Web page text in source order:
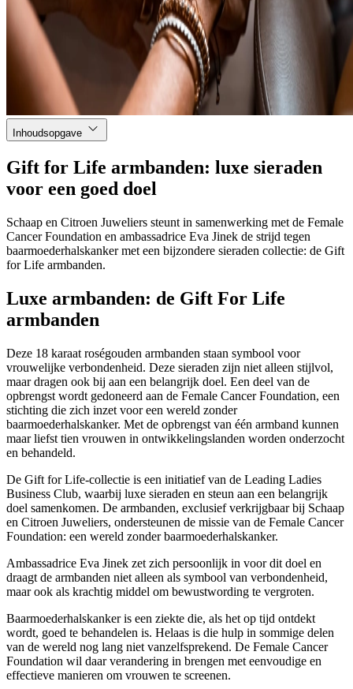
Inhoudsopgave
Gift for Life armbanden: luxe sieraden
voor een goed doel
Schaap en Citroen Juweliers steunt in samenwerking met de Female
Cancer Foundation en ambassadrice Eva Jinek de strijd tegen
baarmoederhalskanker met een bijzondere sieraden collectie: de Gift
for Life armbanden.
Luxe armbanden: de Gift For Life
armbanden
Deze 18 karaat roségouden armbanden staan symbool voor
vrouwelijke verbondenheid. Deze sieraden zijn niet alleen stijlvol,
maar dragen ook bij aan een belangrijk doel. Een deel van de
opbrengst wordt gedoneerd aan de Female Cancer Foundation, een
stichting die zich inzet voor een wereld zonder
baarmoederhalskanker. Met de opbrengst van één armband kunnen
maar liefst tien vrouwen in ontwikkelingslanden worden onderzocht
en behandeld.
De Gift for Life-collectie is een initiatief van de Leading Ladies
Business Club, waarbij luxe sieraden en steun aan een belangrijk
doel samenkomen. De armbanden, exclusief verkrijgbaar bij Schaap
en Citroen Juweliers, ondersteunen de missie van de Female Cancer
Foundation: een wereld zonder baarmoederhalskanker.
Ambassadrice Eva Jinek zet zich persoonlijk in voor dit doel en
draagt de armbanden niet alleen als symbool van verbondenheid,
maar ook als krachtig middel om bewustwording te vergroten.
Baarmoederhalskanker is een ziekte die, als het op tijd ontdekt
wordt, goed te behandelen is. Helaas is die hulp in sommige delen
van de wereld nog lang niet vanzelfsprekend. De Female Cancer
Foundation wil daar verandering in brengen met eenvoudige en
effectieve manieren om vrouwen te screenen.